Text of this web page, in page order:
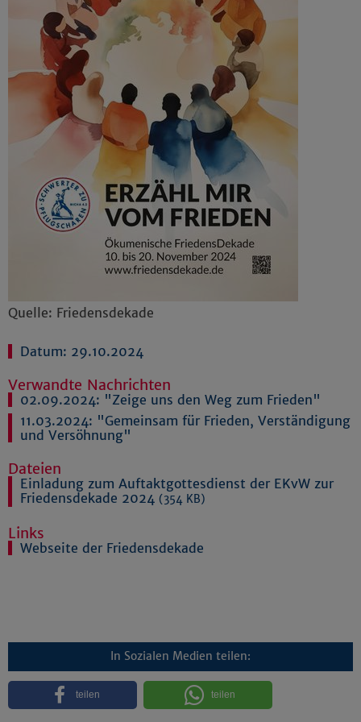
Quelle: Friedensdekade
Datum: 29.10.2024
Verwandte Nachrichten
02.09.2024: "Zeige uns den Weg zum Frieden"
11.03.2024: "Gemeinsam für Frieden, Verständigung
und Versöhnung"
Dateien
Einladung zum Auftaktgottesdienst der EKvW zur
Friedensdekade 2024 (354 KB)
Links
Webseite der Friedensdekade
In Sozialen Medien teilen:
teilen teilen
Datenschutz